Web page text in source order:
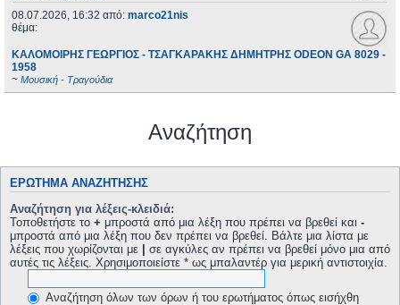
08.07.2026, 16:32 από: marco21nis
θέμα:
ΚΑΛΟΜΟΙΡΗΣ ΓΕΩΡΓΙΟΣ - ΤΣΑΓΚΑΡΑΚΗΣ ΔΗΜΗΤΡΗΣ ODEON GA 8029 -
1958
~ Μουσική - Τραγούδια
Αναζήτηση
ΕΡΏΤΗΜΑ ΑΝΑΖΉΤΗΣΗΣ
Αναζήτηση για λέξεις-κλειδιά:
Τοποθετήστε το + μπροστά από μια λέξη που πρέπει να βρεθεί και -
μπροστά από μια λέξη που δεν πρέπει να βρεθεί. Βάλτε μια λίστα με
λέξεις που χωρίζονται με | σε αγκύλες αν πρέπει να βρεθεί μόνο μια από
αυτές τις λέξεις. Χρησιμοποιείστε * ως μπαλαντέρ για μερική αντιστοιχία.
Αναζήτηση όλων των όρων ή του ερωτήματος όπως εισήχθη